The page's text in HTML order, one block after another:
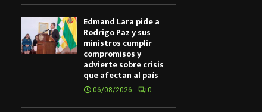
Edmand Lara pide a
Rodrigo Paz y sus
ministros cumplir
compromisos y
advierte sobre crisis
que afectan al país
06/08/2026 0